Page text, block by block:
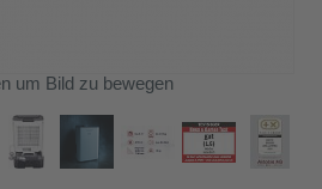
um Bild zu bewegen